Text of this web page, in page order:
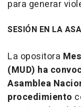
para generar
SESIÓN EN LA
La opositora
(MUD) ha
Asamblea
procedimiento